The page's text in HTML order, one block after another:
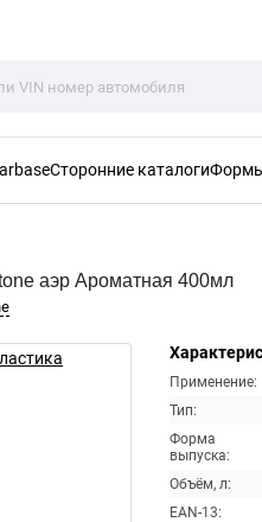
Сторонние каталоги
аэр Ароматная 400мл
Применение:
Тип:
Форма
выпуска:
Объём, л:
EAN-13: